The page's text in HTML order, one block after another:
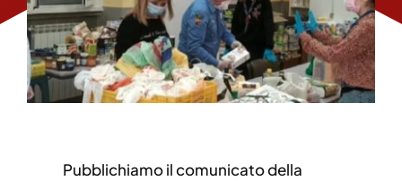
Pubblichiamo il comunicato della